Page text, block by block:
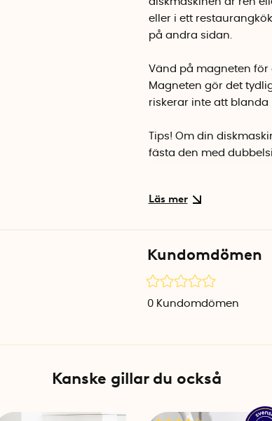
eller i ett
på andra sidan.
Vänd på magneten för
Magneten gör det
riskerar inte att blanda
Tips! Om din
fästa den med
Kundomdömen
0 Kundomdömen
Kanske gillar du också